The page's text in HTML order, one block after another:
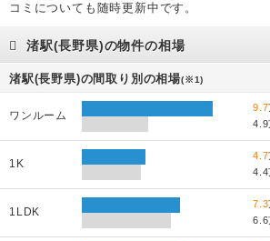
コミについても随時更新中です。
渚駅(長野県)の物件の相場
渚駅(長野県)の間取り別の相場(※1)
ワンルーム
9.7
4.9
1K
4.7
4.4
1LDK
7.3
6.6